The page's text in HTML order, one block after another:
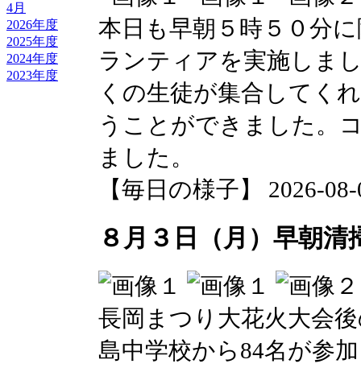
4月
2026年度
2025年度
2024年度
2023年度
本日も早朝５時５０分
ランティアを実施しま
くの生徒が集合してく
うことができました。
ました。
【毎日の様子】 2026-
８月３日（月）早朝
長岡まつり大花火大会
島中学校から84名が参